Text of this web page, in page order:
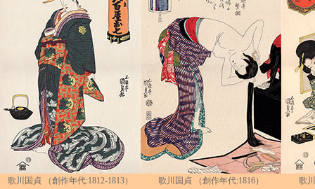
歌川国貞 （創作年代:1812-1813）
歌川国貞 （創作年代:1816）
歌